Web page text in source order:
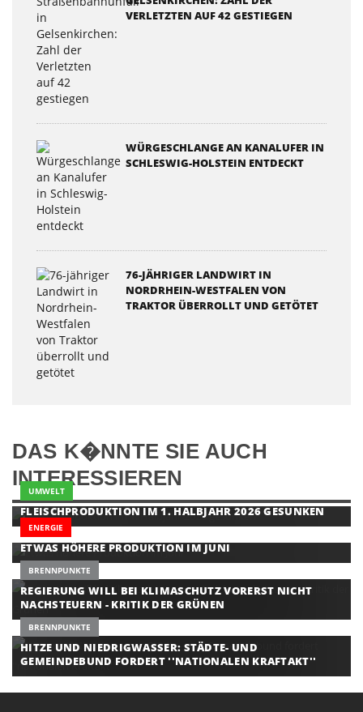
ERLETZTEN AUF 42 GESTIEGEN
WÜRGESCHLANGE AN KANALUFER IN
SCHLESWIG-HOLSTEIN ENTDECKT
76-JÄHRIGER LANDWIRT IN
NORDRHEIN-WESTFALEN VON
TRAKTOR ÜBERROLLT UND GETÖTET
DAS K�NNTE SIE AUCH
INTERESSIEREN
UMWELT
FLEISCHPRODUKTION IM 1. HALBJAHR 2026 GESUNKEN
ENERGIE
ETWAS HÖHERE PRODUKTION IM JUNI
BRENNPUNKTE
REGIERUNG WILL BEI KLIMASCHUTZ VORERST NICHT
NACHSTEUERN - KRITIK DER GRÜNEN
BRENNPUNKTE
HITZE UND NIEDRIGWASSER: STÄDTE- UND
GEMEINDEBUND FORDERT ''NATIONALEN KRAFTAKT''